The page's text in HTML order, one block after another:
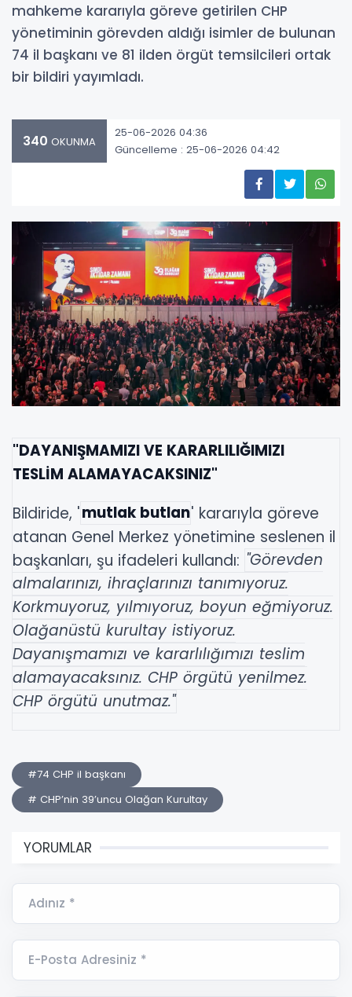
mahkeme kararıyla göreve getirilen CHP
yönetiminin görevden aldığı isimler de bulunan
74 il başkanı ve 81 ilden örgüt temsilcileri ortak
bir bildiri yayımladı.
340 OKUNMA
25-06-2026 04:36
Güncelleme : 25-06-2026 04:42
"DAYANIŞMAMIZI VE KARARLILIĞIMIZI
TESLİM ALAMAYACAKSINIZ"
Bildiride, 'mutlak butlan' kararıyla göreve
atanan Genel Merkez yönetimine seslenen il
başkanları, şu ifadeleri kullandı: "Görevden
almalarınızı, ihraçlarınızı tanımıyoruz.
Korkmuyoruz, yılmıyoruz, boyun eğmiyoruz.
Olağanüstü kurultay istiyoruz.
Dayanışmamızı ve kararlılığımızı teslim
alamayacaksınız. CHP örgütü yenilmez.
CHP örgütü unutmaz."
#74 CHP il başkanı
# CHP’nin 39’uncu Olağan Kurultay
YORUMLAR
Adınız *
E-Posta Adresiniz *